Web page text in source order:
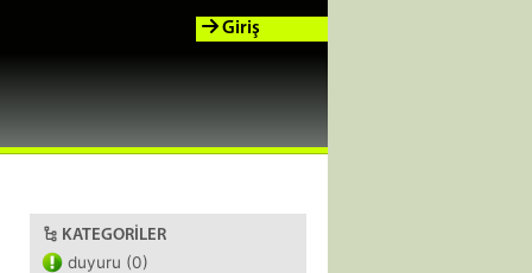
Giriş
KATEGORILER
duyuru (0)